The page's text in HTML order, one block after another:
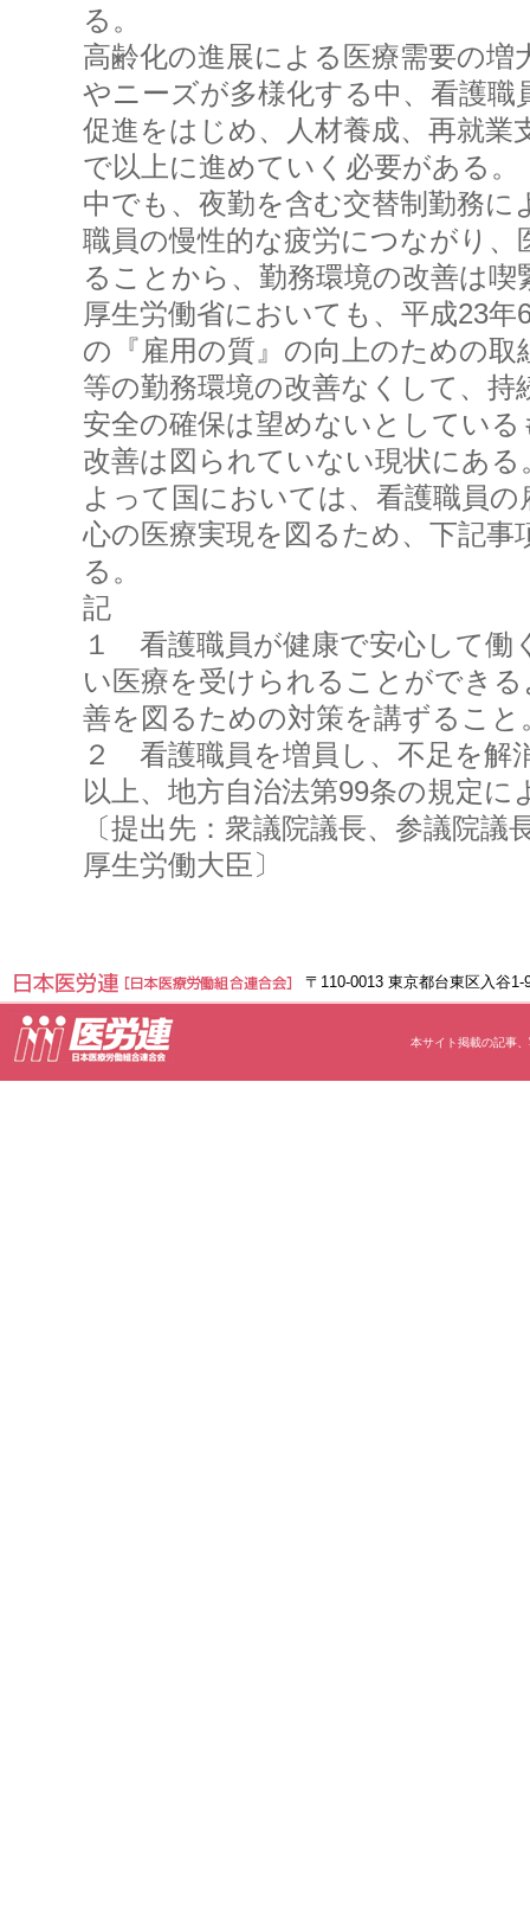
る。
高齢化の進展による医療需要の
やニーズが多様化する中、看護
促進をはじめ、人材養成、再就
で以上に進めていく必要がある。
中でも、夜勤を含む交替制勤務
職員の慢性的な疲労につながり
ることから、勤務環境の改善は
厚生労働省においても、平成23
の『雇用の質』の向上のための
等の勤務環境の改善なくして、持
安全の確保は望めないとしてい
改善は図られていない現状にある
よって国においては、看護職員
心の医療実現を図るため、下記
る。
記
１ 看護職員が健康で安心して働
い医療を受けられることができ
善を図るための対策を講ずること
２ 看護職員を増員し、不足を解
以上、地方自治法第99条の規定
〔提出先：衆議院議長、参議院
厚生労働大臣〕
〒110-0013 東京都台東区入谷
本サイト掲載の記事